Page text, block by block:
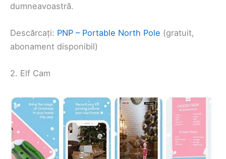
dumneavoastră.
Descărcați: PNP – Portable North Pole (gratuit,
abonament disponibil)
2. Elf Cam